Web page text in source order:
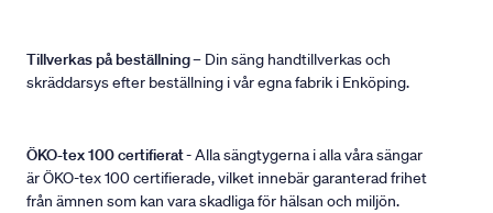
Tillverkas på beställning– Din säng handtillverkas och
skräddarsys efter beställning i vår egna fabrik i Enköping.
ÖKO-tex 100 certifierat- Alla sängtygerna i alla våra sängar
är ÖKO-tex 100 certifierade, vilket innebär garanterad frihet
från ämnen som kan vara skadliga för hälsan och miljön.